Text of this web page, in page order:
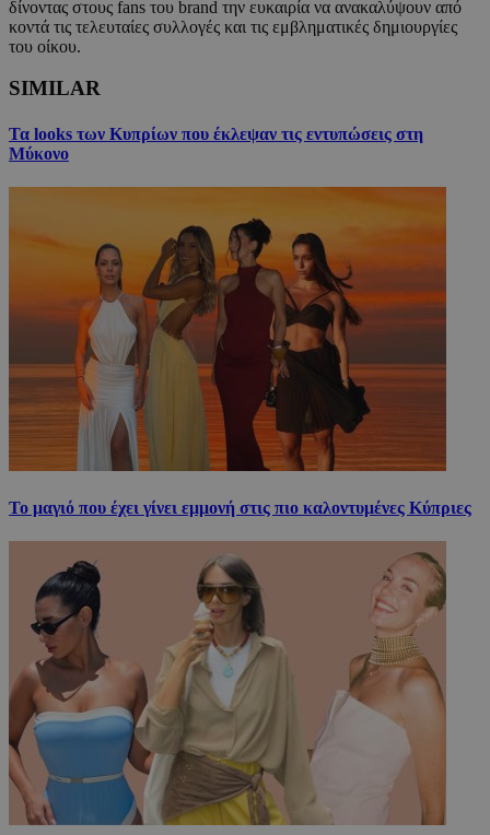
δίνοντας στους fans του brand την ευκαιρία να ανακαλύψουν από
κοντά τις τελευταίες συλλογές και τις εμβληματικές δημιουργίες
του οίκου.
SIMILAR
Τα looks των Κυπρίων που έκλεψαν τις εντυπώσεις στη
Μύκονο
Το μαγιό που έχει γίνει εμμονή στις πιο καλοντυμένες Κύπριες